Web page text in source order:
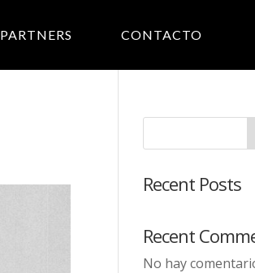
PARTNERS CONTACTO
Recent Posts
Recent
No hay